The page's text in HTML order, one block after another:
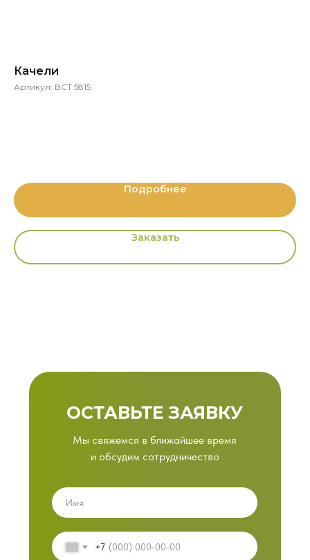
Качели
Артикул: ВСТ 5815
Подробнее
Заказать
ОСТАВЬТЕ ЗАЯВКУ
Мы свяжемся в ближайшее время
и обсудим сотрудничество
+7